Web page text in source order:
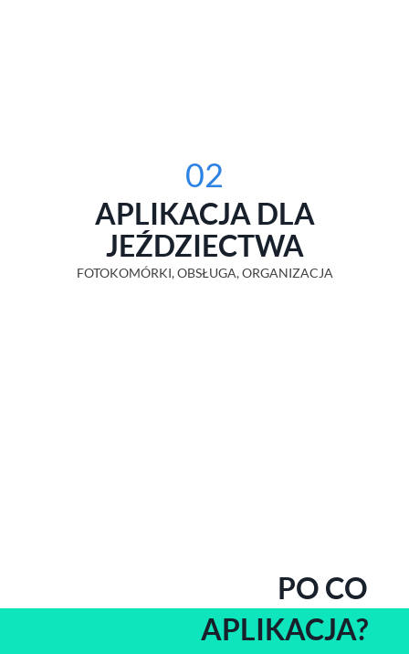
02
APLIKACJA DLA
JEŹDZIECTWA
FOTOKOMÓRKI, OBSŁUGA, ORGANIZACJA
PO CO
APLIKACJA?